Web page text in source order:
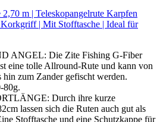
m | Teleskopangelrute Karpfen
| Mit Stofftasche | Ideal für
ANGEL: Die Zite Fishing G-Fiber
eine tolle Allround-Rute und kann von
zum Zander gefischt werden.
80g.
Durch ihre kurze
lassen sich die Ruten auch gut als
Stofftasche und eine Schutzkappe für